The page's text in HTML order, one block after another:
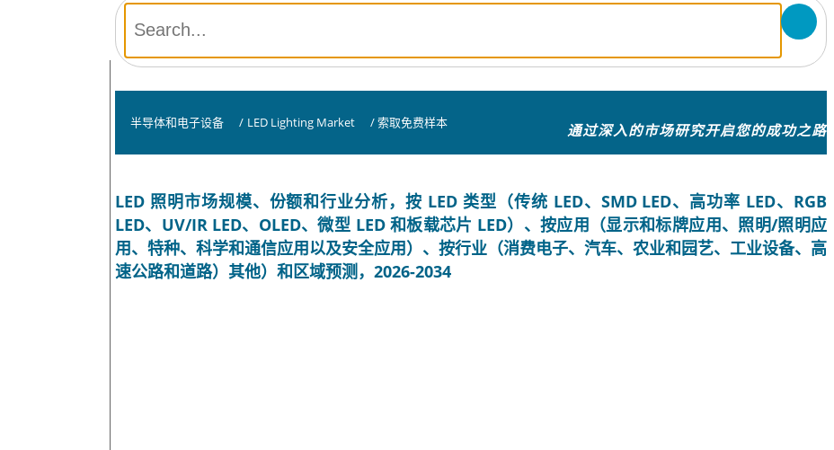
半导体和电子设备 / LED Lighting Market / 索取免费样本 通过深入的市场研究开启您的成功之路
LED 照明市场规模、份额和行业分析，按 LED 类型（传统 LED、SMD LED、高功率 LED、RGB
LED、UV/IR LED、OLED、微型 LED 和板载芯片 LED）、按应用（显示和标牌应用、照明/照明应
用、特种、科学和通信应用以及安全应用）、按行业（消费电子、汽车、农业和园艺、工业设备、高
速公路和道路）其他）和区域预测，2026-2034